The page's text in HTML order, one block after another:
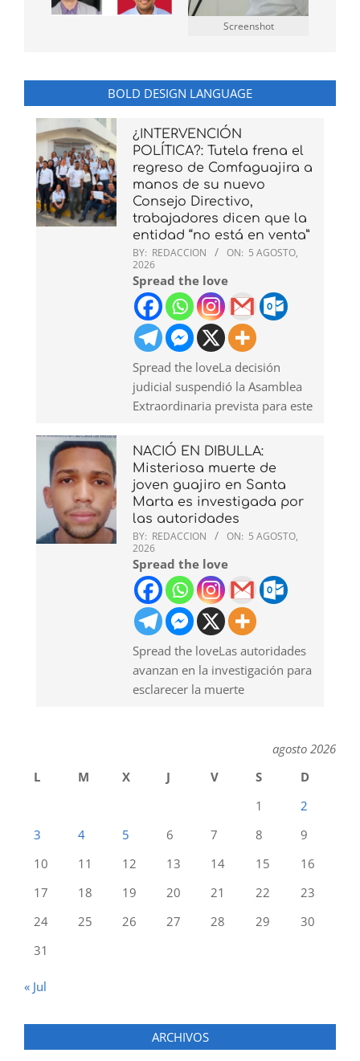
Screenshot
BOLD DESIGN LANGUAGE
¿INTERVENCIÓN
POLÍTICA?: Tutela frena el
regreso de Comfaguajira a
manos de su nuevo
Consejo Directivo,
trabajadores dicen que la
entidad “no está en venta”
BY: REDACCION ON: 5 AGOSTO,
2026
Spread the love
Spread the loveLa decisión
judicial suspendió la Asamblea
Extraordinaria prevista para este
NACIÓ EN DIBULLA:
Misteriosa muerte de
joven guajiro en Santa
Marta es investigada por
las autoridades
BY: REDACCION ON: 5 AGOSTO,
2026
Spread the love
Spread the loveLas autoridades
avanzan en la investigación para
esclarecer la muerte
agosto 2026
L
M X J V S
D
1
2
3
4 5 6 7 8
9
10
11 12 13 14 15
16
17
18 19 20 21 22
23
24
25 26 27 28 29
30
31
« Jul
ARCHIVOS